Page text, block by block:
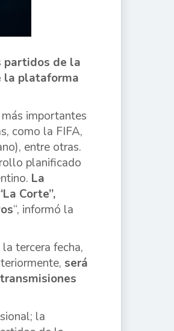
partidos de la
la plataforma
importantes
como la FIFA,
entre otras.
planificado
La
Corte”,
“, informó la
tercera fecha,
será
la